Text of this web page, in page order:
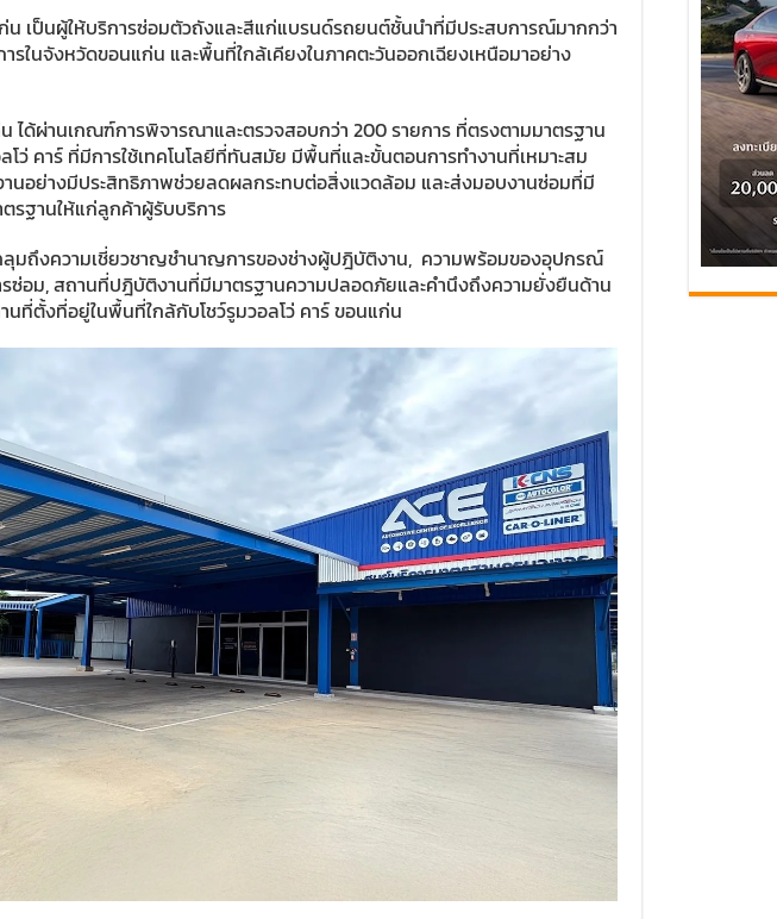
น เป็นผู้ให้บริการซ่อมตัวถังและสีแก่แบรนด์รถยนต์ชั้นนำที่มีประสบการณ์มากกว่า
รในจังหวัดขอนแก่น และพื้นที่ใกล้เคียงในภาคตะวันออกเฉียงเหนือมาอย่าง
ได้ผ่านเกณฑ์การพิจารณาและตรวจสอบกว่า 200 รายการ ที่ตรงตามมาตรฐาน
ว่ คาร์ ที่มีการใช้เทคโนโลยีที่ทันสมัย มีพื้นที่และขั้นตอนการทำงานที่เหมาะสม
านอย่างมีประสิทธิภาพช่วยลดผลกระทบต่อสิ่งแวดล้อม และส่งมอบงานซ่อมที่มี
รฐานให้แก่ลูกค้าผู้รับบริการ
มถึงความเชี่ยวชาญชำนาญการของช่างผู้ปฎิบัติงาน, ความพร้อมของอุปกรณ์
รซ่อม, สถานที่ปฎิบัติงานที่มีมาตรฐานความปลอดภัยและคำนึงถึงความยั่งยืนด้าน
ที่ตั้งที่อยู่ในพื้นที่ใกล้กับโชว์รูมวอลโว่ คาร์ ขอนแก่น